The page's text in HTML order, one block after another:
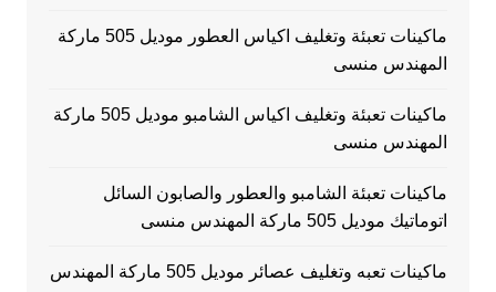
ماكينات تعبئة وتغليف اكياس العطور موديل 505 ماركة
المهندس منسى
ماكينات تعبئة وتغليف اكياس الشامبو موديل 505 ماركة
المهندس منسى
ماكينات تعبئة الشامبو والعطور والصابون السائل
اتوماتيك موديل 505 ماركة المهندس منسى
ماكينات تعبه وتغليف عصائر موديل 505 ماركة المهندس